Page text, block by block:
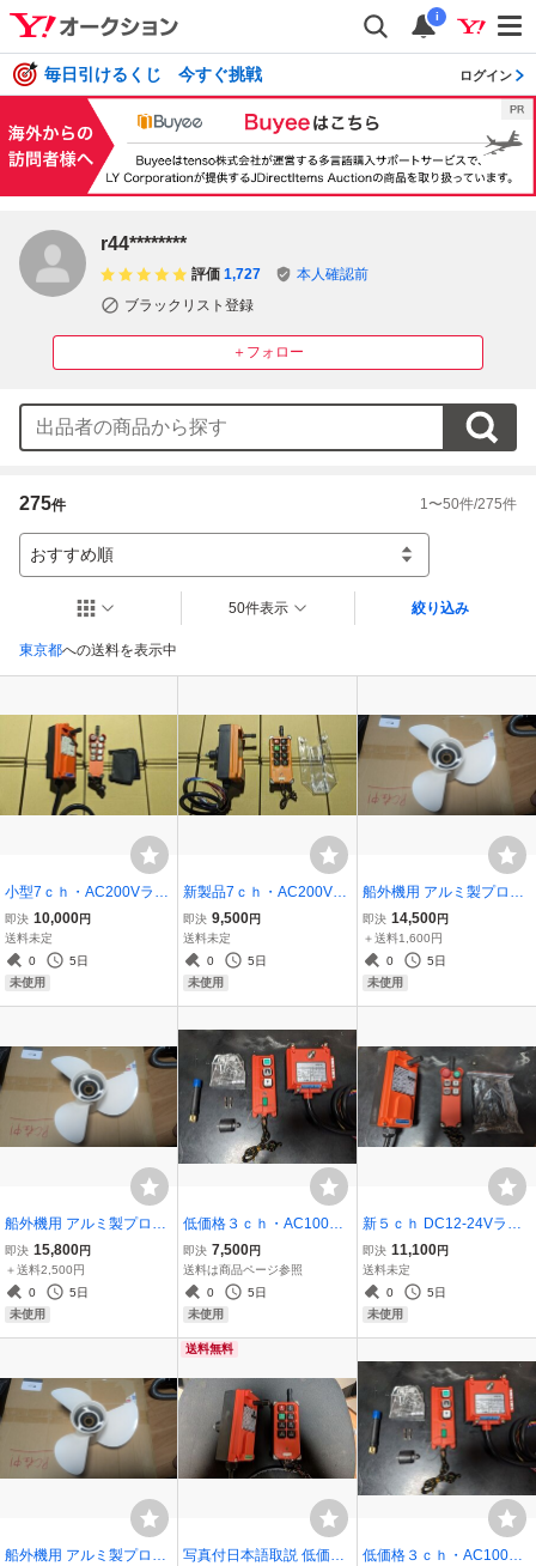
i
毎日引けるくじ 今すぐ挑戦 ログイン
r44********
＋フォロー
評価 1,727
本人確認前
ブラックリスト登録
275件 1 〜50件/275件
おすすめ順
東京都への送料を表示中
50件表示 絞り込み
小型7ｃｈ・AC200Vラジ
コン特別注文
即決 10,000円
送料未定
0
5日
未使用
新製品7ｃｈ・AC200Vラ
ジコン・リモコン7ch(6ch
+1ch) 天井クレーン、ホ
イスト、ペンダントスイ
ッチ 開閉器、ポンプ動噴
即決 9,500円
送料未定
0
5日
未使用
船外機用 アルミ製プロペ
ラ 13・1/4×17K スクリュ
ー ヤマハ ホンダ YAMAH
A HONDA
即決 14,500円
＋送料1,600円
0
5日
未使用
船外機用 アルミ製プロペ
ラ 13・1/4×17K スクリュ
ー ヤマハ ホンダ YAMAH
A HONDA
即決 15,800円
＋送料2,500円
0
5日
未使用
低価格３ｃｈ・AC100V
ラジコン リモコン装置(2c
h+1ch)天井クレーン ホ
イスト ウインチ ポン
プ イルミネーション ペ
即決 7,500円
送料は商品ページ参照
0
5日
未使用
新５ｃｈ DC12-24Vラジ
コン リモコン(4ch+1ch)
セルフローダー クレーン
アームロール ユニック タ
ダノ 新明和 花見台 写真付
即決 11,100円
送料未定
0
5日
未使用
船外機用 アルミ製プロペ
送料無料
写真付日本語取説 低価格
低価格３ｃｈ・AC100V